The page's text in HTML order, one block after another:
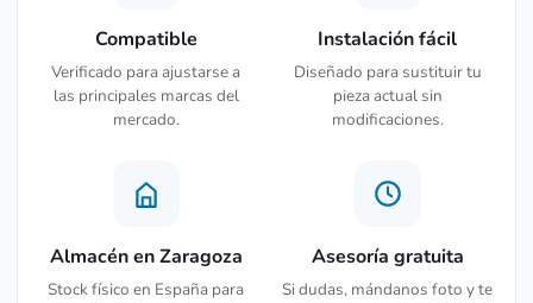
Compatible
Verificado para ajustarse a
las principales marcas del
mercado.
Instalación fácil
Diseñado para sustituir tu
pieza actual sin
modificaciones.
Almacén en Zaragoza
Stock físico en España para
Asesoría gratuita
Si dudas, mándanos foto y te